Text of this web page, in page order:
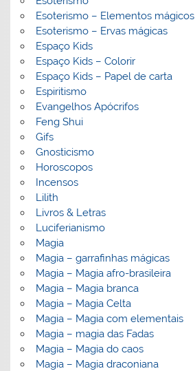
Esoterismo – Elementos mágicos
Esoterismo – Ervas mágicas
Espaço Kids
Espaço Kids – Colorir
Espaço Kids – Papel de carta
Espiritismo
Evangelhos Apócrifos
Feng Shui
Gifs
Gnosticismo
Horoscopos
Incensos
Lilith
Livros & Letras
Luciferianismo
Magia
Magia – garrafinhas mágicas
Magia – Magia afro-brasileira
Magia – Magia branca
Magia – Magia Celta
Magia – Magia com elementais
Magia – magia das Fadas
Magia – Magia do caos
Magia – Magia draconiana